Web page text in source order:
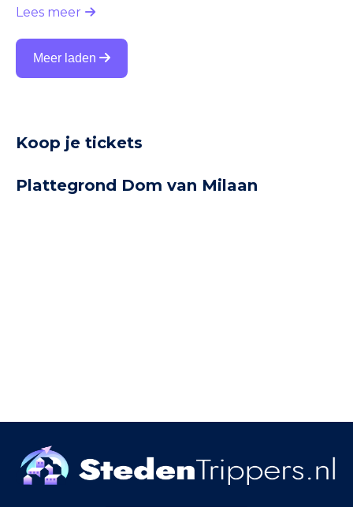
de vorige eeuw de sterren van de hemel speelde.
boekte, bleef het stadion voor AC Milan-
supporters in de volksmond San Siro heten.
Lees meer
Meer laden
Koop je tickets
Plattegrond Dom van Milaan